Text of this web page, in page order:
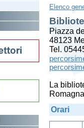
Elenco
Piazza
48123
Tel.
La
Orari